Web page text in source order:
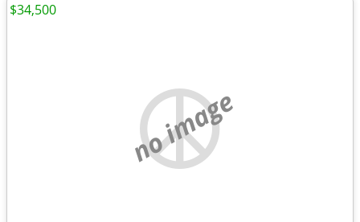
no image
$34,500